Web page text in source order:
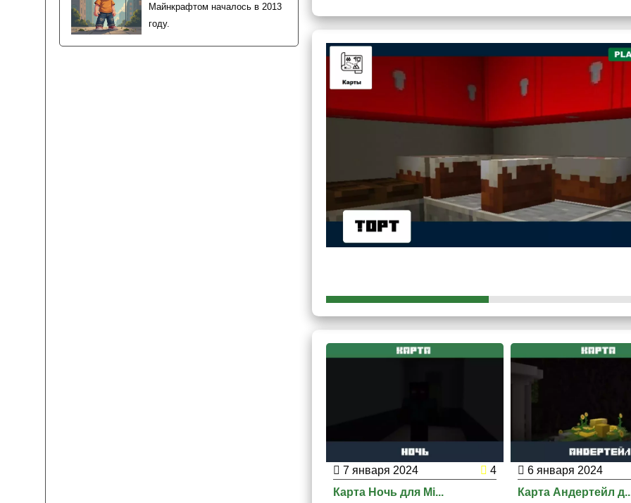
Майнкрафтом началось в 2013
году.
Для данной карты на Балди сюжет был прописан весьма
локации является сбор всех кнопок. После нажатия
сложнейшие уравнения
и в случае, если он не сможет это
легко нагонять игрока.
При этом, если Стив будет попадаться слишком часто,
игрока в тюрьму будет его убивать.
Предметы
На карте Балди присутствуют различные предметы,
Все они были перенесены из оригинальной игры и
даст игрокам полноценно насладиться прохождением.
7 января 2024
4
Карта Ночь для Mi...
6 января 2024
Карта Андертейл